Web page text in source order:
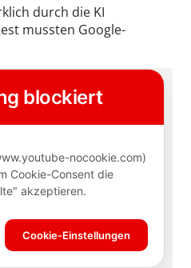
durch die KI
mussten Google-